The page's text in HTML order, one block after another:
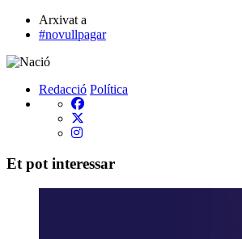
Arxivat a
#novullpagar
Redacció Política
Et pot interessar